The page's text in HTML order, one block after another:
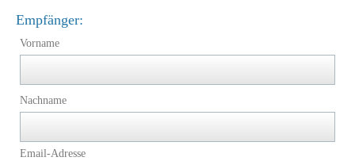
Empfänger:
Vorname
Nachname
Email-Adresse